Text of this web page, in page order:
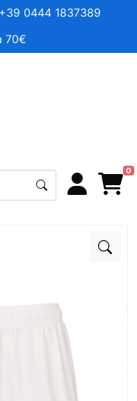
+39 0444 1837389
0